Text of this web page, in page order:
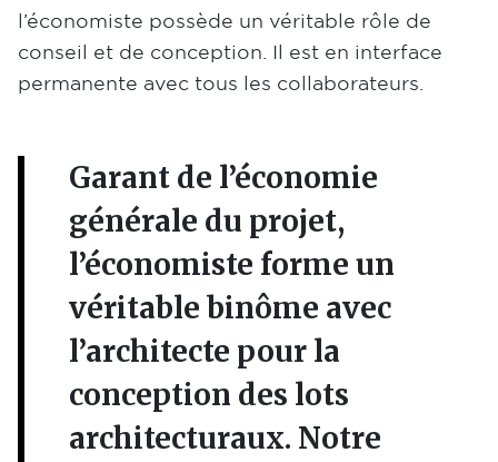
l’économiste possède un véritable rôle de
conseil et de conception. Il est en interface
permanente avec tous les collaborateurs.
Garant de l’économie
générale du projet,
l’économiste forme un
véritable binôme avec
l’architecte pour la
conception des lots
architecturaux. Notre